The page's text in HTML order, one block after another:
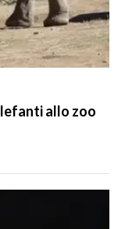
allo zoo